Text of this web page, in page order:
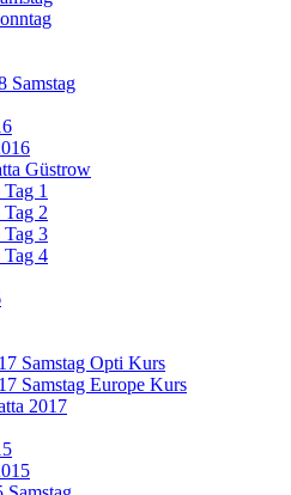
Samstag
Güstrow
1
2
3
4
Samstag Opti Kurs
Samstag Europe Kurs
2017